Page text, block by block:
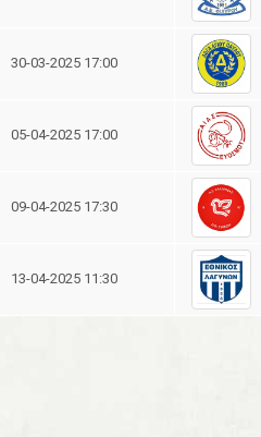
30-03-2025 17:00
05-04-2025 17:00
09-04-2025 17:30
13-04-2025 11:30